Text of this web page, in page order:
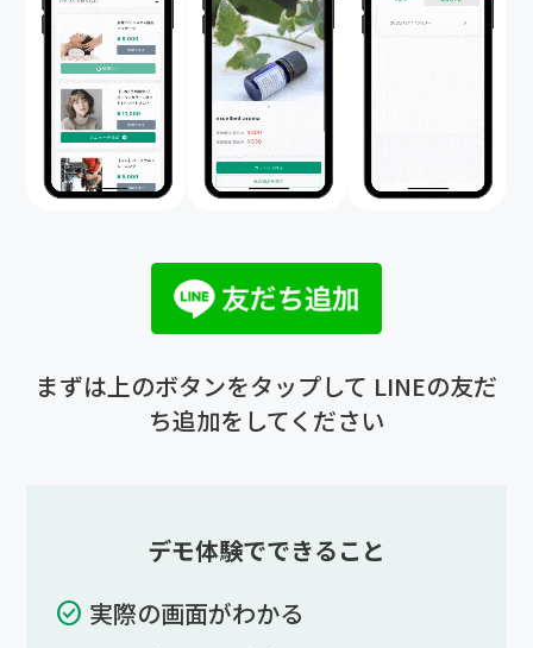
まずは上のボタンをタップして LINEの友だ
ち追加をしてください
デモ体験でできること
check_circle 実際の画面がわかる